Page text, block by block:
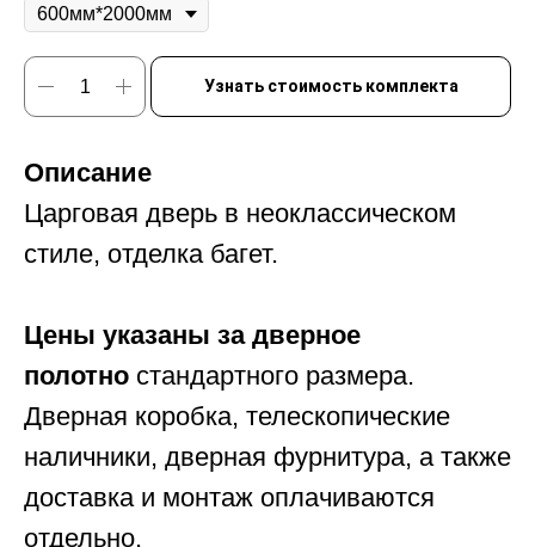
Узнать стоимость комплекта
Описание
Царговая дверь в неоклассическом
стиле, отделка багет.
Цены указаны за дверное
полотно стандартного размера.
Дверная коробка, телескопические
наличники, дверная фурнитура, а также
доставка и монтаж оплачиваются
отдельно.